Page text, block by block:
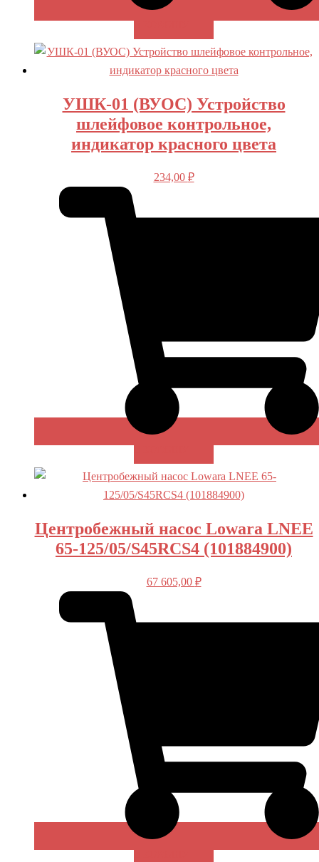
УШК-01 (ВУОС) Устройство
шлейфовое контрольное,
индикатор красного цвета
234,00 ₽
Центробежный насос Lowara LNEE
65-125/05/S45RCS4 (101884900)
67 605,00 ₽